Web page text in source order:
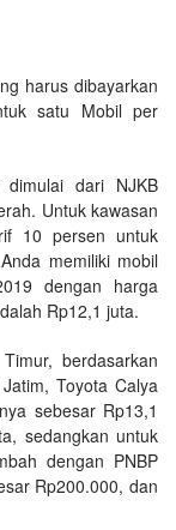
harus dibayarkan
satu Mobil per
dari NJKB
Untuk kawasan
10 persen untuk
memiliki mobil
dengan harga
Rp12,1 juta.
berdasarkan
Toyota Calya
sebesar Rp13,1
sedangkan untuk
dengan PNBP
Rp200.000, dan